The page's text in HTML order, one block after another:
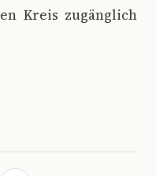
Kreis zugänglich